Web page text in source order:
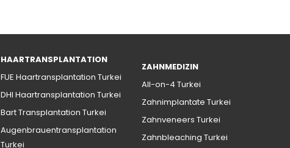
HAARTRANSPLANTATION
FUE Haartransplantation Turkei
DHI Haartransplantation Turkei
Bart Transplantation Turkei
Augenbrauentransplantation
Turkei
ZAHNMEDIZIN
All-on-4 Turkei
Zahnimplantate Turkei
Zahnveneers Turkei
Zahnbleaching Turkei